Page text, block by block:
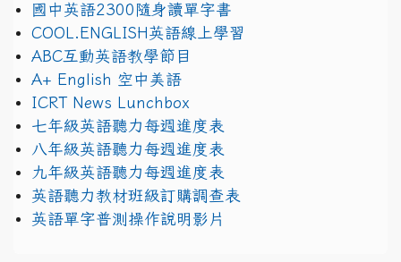
國中英語2300隨身讀單字書
COOL.ENGLISH英語線上學習
ABC互動英語教學節目
A+ English 空中美語
ICRT News Lunchbox
七年級英語聽力每週進度表
八年級英語聽力每週進度表
九年級英語聽力每週進度表
英語聽力教材班級訂購調查表
英語單字普測操作說明影片